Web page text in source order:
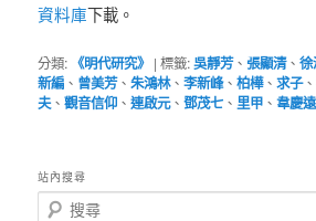
資料庫下載。
分類: 《明代研究》 |標籤:吳靜芳、張顯清、徐
新編 、 曾美芳、朱鴻林、李新峰、柏樺、求子、
夫、觀音信仰 、連啟元、鄧茂七 、 里甲 、韋慶遠
站內搜尋
搜